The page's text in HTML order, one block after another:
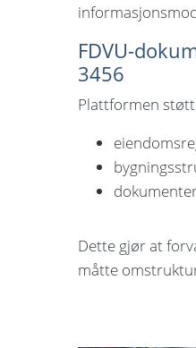
FDVU-
3456
Plattformen
Dette gjør at
måtte